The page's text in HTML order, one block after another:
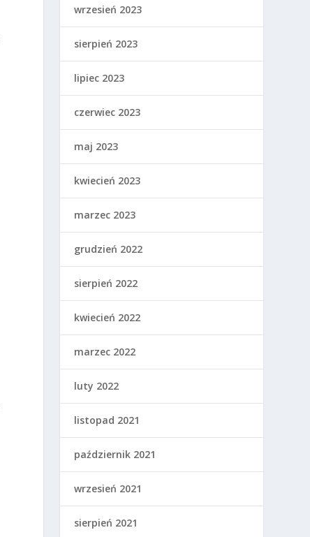
wrzesień 2023
sierpień 2023
lipiec 2023
czerwiec 2023
maj 2023
kwiecień 2023
marzec 2023
grudzień 2022
sierpień 2022
kwiecień 2022
marzec 2022
luty 2022
listopad 2021
październik 2021
wrzesień 2021
sierpień 2021